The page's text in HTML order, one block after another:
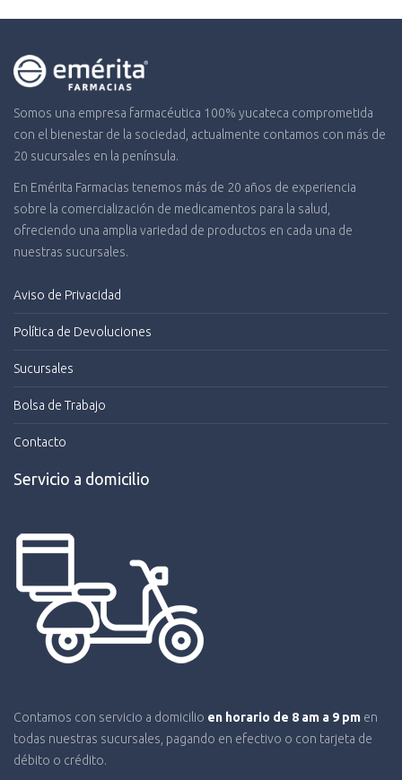
Somos una empresa farmacéutica 100% yucateca comprometida
con el bienestar de la sociedad, actualmente contamos con más de
20 sucursales en la península.
En Emérita Farmacias tenemos más de 20 años de experiencia
sobre la comercialización de medicamentos para la salud,
ofreciendo una amplia variedad de productos en cada una de
nuestras sucursales.
Aviso de Privacidad
Política de Devoluciones
Sucursales
Bolsa de Trabajo
Contacto
Servicio a domicilio
Contamos con servicio a domicilio en horario de 8 am a 9 pm en
todas nuestras sucursales, pagando en efectivo o con tarjeta de
débito o crédito.